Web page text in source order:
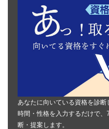
あなたに向いている資格を診
時間・性格を入力するだけで
断・提案します。